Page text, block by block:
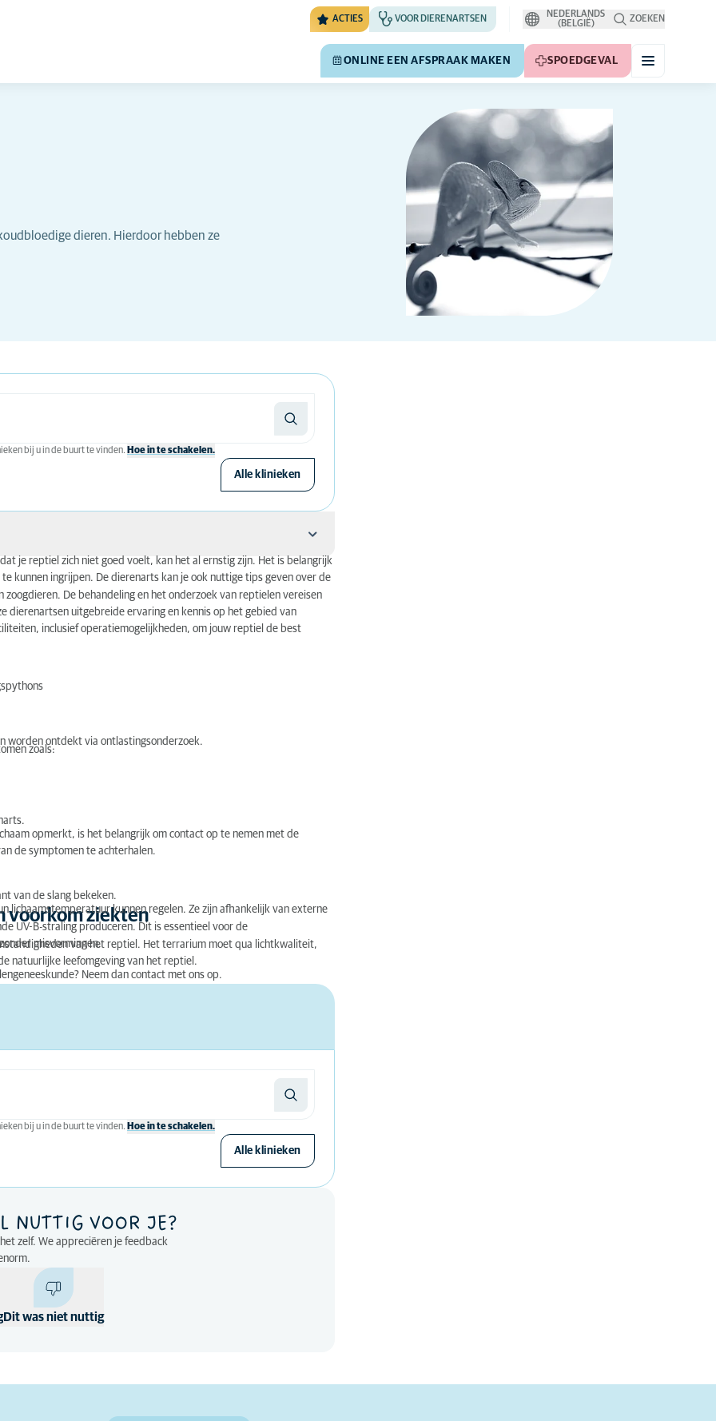
ACTIES VOOR DIERENARTSEN
NEDERLANDS
(BELGIË)
ZOEKEN
ONLINE EEN AFSPRAAK MAKEN SPOEDGEVAL
dieren. Hierdoor hebben ze
bij u in de buurt te vinden. Hoe in te schakelen.
Alle klinieken
je reptiel zich niet goed voelt, kan het al ernstig zijn. Het is belangrijk
kunnen ingrijpen. De dierenarts kan je ook nuttige tips geven over de
De behandeling en het onderzoek van reptielen vereisen
dierenartsen uitgebreide ervaring en kennis op het gebied van
inclusief operatiemogelijkheden, om jouw reptiel de best
worden ontdekt via ontlastingsonderzoek.
zoals:
opmerkt, is het belangrijk om contact op te nemen met de
de symptomen te achterhalen.
van de slang bekeken.
voorkom ziekten
lichaamstemperatuur kunnen regelen. Ze zijn afhankelijk van externe
UV-B-straling produceren. Dit is essentieel voor de
misvormingen.van het reptiel. Het terrarium moet qua lichtkwaliteit,
natuurlijke leefomgeving van het reptiel.
Neem dan contact met ons op.
bij u in de buurt te vinden. Hoe in te schakelen.
Alle klinieken
NUTTIG VOOR JE?
zelf. We appreciëren je feedback
Dit was niet nuttig